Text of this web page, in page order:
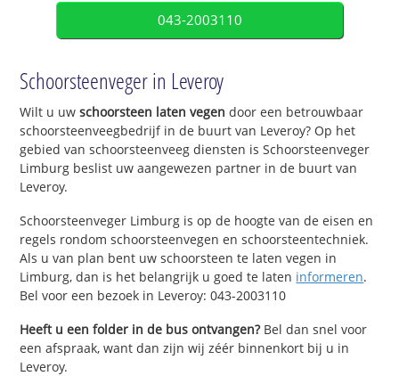
043-2003110
Schoorsteenveger in Leveroy
Wilt u uwschoorsteen laten vegen door een betrouwbaar
schoorsteenveegbedrijf in de buurt van Leveroy? Op het
gebied van schoorsteenveeg diensten is Schoorsteenveger
Limburg beslist uw aangewezen partner in de buurt van
Leveroy.
Schoorsteenveger Limburg is op de hoogte van de eisen en
regels rondom schoorsteenvegen en schoorsteentechniek.
Als u van plan bent uw schoorsteen te laten vegen in
Limburg, dan is het belangrijk u goed te laten informeren.
Bel voor een bezoek in Leveroy: 043-2003110
Heeft u een folder in de bus ontvangen?Bel dan snel voor
een afspraak, want dan zijn wij zéér binnenkort bij u in
Leveroy.